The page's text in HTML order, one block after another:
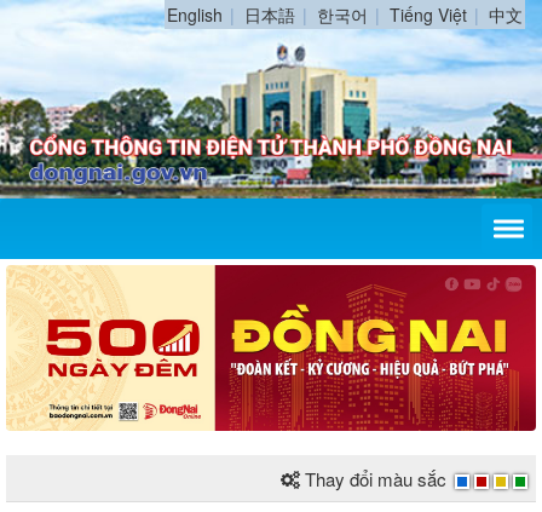
English 日本語 한국어 Tiếng Việt 中文
Thay đổi màu sắc